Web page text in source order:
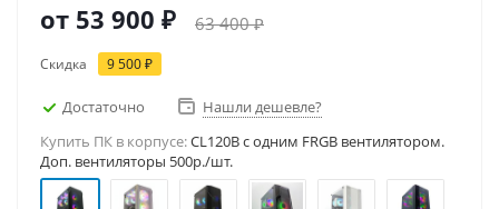
от 53 900 ₽ 63 400 ₽
Скидка 9 500 ₽
Достаточно
Нашли дешевле?
Купить ПК в корпусе:CL120B c одним FRGB вентилятором.
Доп. вентиляторы 500р./шт.